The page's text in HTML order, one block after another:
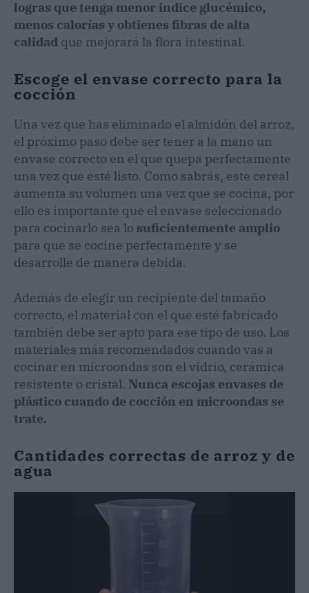
logras que tenga menor indice glucémico,
menos calorías y obtienes fibras de alta
calidad que mejorará la flora intestinal.
Escoge el envase correcto para la
cocción
Una vez que has eliminado el almidón del arroz,
el próximo paso debe ser tener a la mano un
envase correcto en el que quepa perfectamente
una vez que esté listo. Como sabrás, este cereal
aumenta su volumen una vez que se cocina, por
ello es importante que el envase seleccionado
para cocinarlo sea lo suficientemente amplio
para que se cocine perfectamente y se
desarrolle de manera debida.
Además de elegir un recipiente del tamaño
correcto, el material con el que esté fabricado
también debe ser apto para ese tipo de uso. Los
materiales más recomendados cuando vas a
cocinar en microondas son el vidrio, cerámica
resistente o cristal. Nunca escojas envases de
plástico cuando de cocción en microondas se
trate.
Cantidades correctas de arroz y de
agua